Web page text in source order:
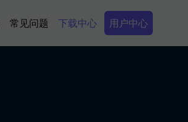
常见问题 下载中心 Secondary Menu
用户中心